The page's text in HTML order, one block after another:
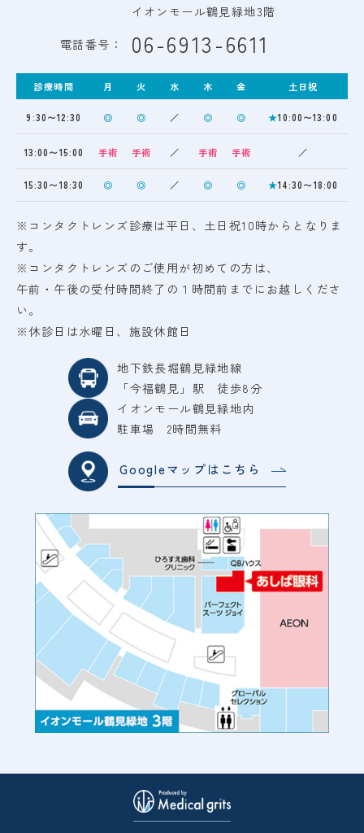
イオンモール鶴見緑地3階
電話番号：
06-6913-6611
診療時間 月 火 水 木 金 土日祝
9:30〜12:30 ◎ ◎ ／ ◎ ◎ ★10:00〜13:00
13:00〜15:00 手術 手術 ／ 手術 手術 ／
15:30〜18:30 ◎ ◎ ／ ◎ ◎ ★14:30〜18:00
※コンタクトレンズ診療は平日、土日祝10時からとなりま
す。
※コンタクトレンズのご使用が初めての方は、
午前・午後の受付時間終了の１時間前までにお越しくださ
い。
※休診日は水曜日、施設休館日
地下鉄長堀鶴見緑地線
「今福鶴見」駅 徒歩8分
イオンモール鶴見緑地内
駐車場 2時間無料
Googleマップはこちら